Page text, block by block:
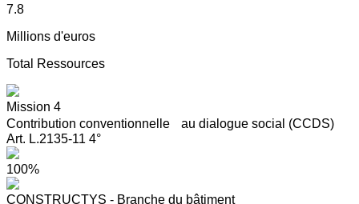
7.8
Millions d'euros
Total Ressources
Mission 4
Contribution conventionnelle au dialogue social (CCDS)
Art. L.2135-11 4°
100%
CONSTRUCTYS - Branche du bâtiment